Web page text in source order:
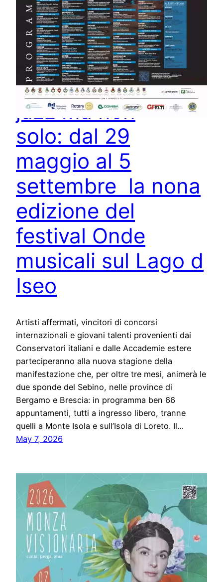
Classica, tango,
jazz ma non
solo: dal 29
maggio al 5
settembre la nona
edizione del
festival Onde
musicali sul Lago d
Iseo
Artisti affermati, vincitori di concorsi
internazionali e giovani talenti provenienti dai
Conservatori italiani e dalle Accademie estere
parteciperanno alla nuova stagione della
manifestazione che, per oltre tre mesi, animerà le
due sponde del Sebino, nelle province di
Bergamo e Brescia: in programma ben 66
appuntamenti, tutti a ingresso libero, tranne
quelli a Monte Isola e sull’Isola di Loreto. Il…
May 7, 2026